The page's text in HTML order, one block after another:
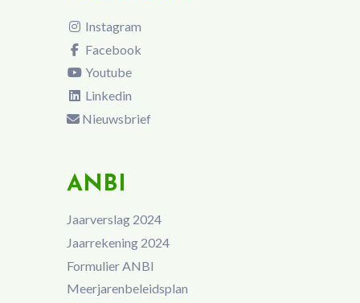
Instagram
Facebook
Youtube
Linkedin
Nieuwsbrief
ANBI
Jaarverslag 2024
Jaarrekening 2024
Formulier ANBI
Meerjarenbeleidsplan